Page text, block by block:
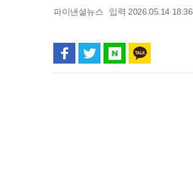
파이낸셜뉴스 입력 2026.05.14 18:36